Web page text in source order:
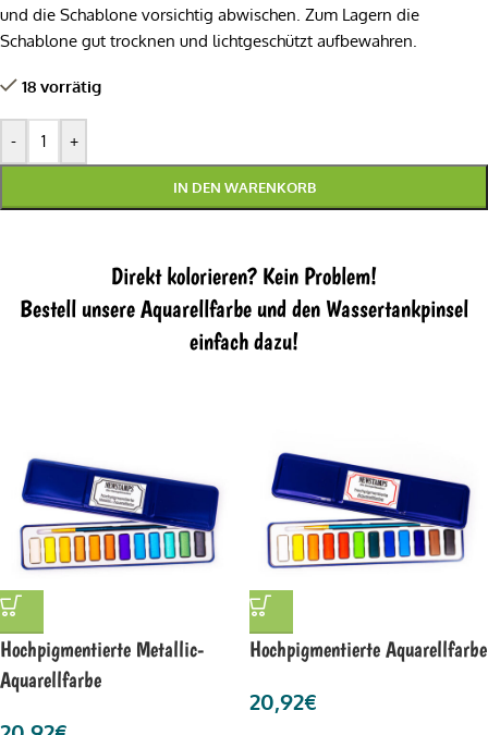
und die Schablone vorsichtig abwischen. Zum Lagern die
Schablone gut trocknen und lichtgeschützt aufbewahren.
18 vorrätig
- +
IN DEN WARENKORB
Direkt kolorieren? Kein Problem!
Bestell unsere Aquarellfarbe und den Wassertankpinsel
einfach dazu!
Hochpigmentierte Metallic-
Aquarellfarbe
Hochpigmentierte Aquarellfarbe
20,92€